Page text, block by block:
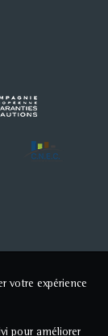
votre expérience
pour améliorer